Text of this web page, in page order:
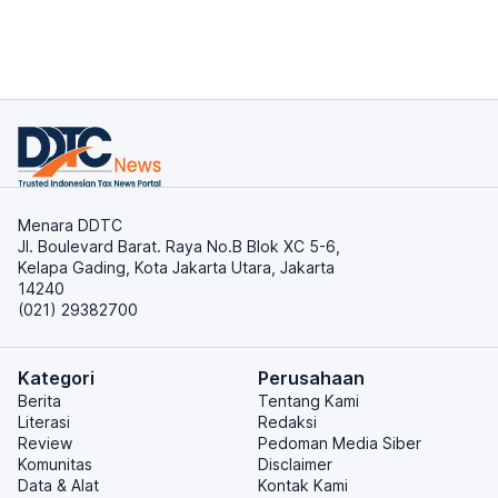
Menara DDTC
Jl. Boulevard Barat. Raya No.B Blok XC 5-6,
Kelapa Gading, Kota Jakarta Utara, Jakarta
14240
(021) 29382700
Kategori
Berita
Literasi
Review
Komunitas
Data & Alat
Perusahaan
Tentang Kami
Redaksi
Pedoman Media Siber
Disclaimer
Kontak Kami